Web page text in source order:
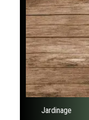
Jardinage